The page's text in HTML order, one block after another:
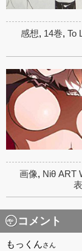
感想, 14巻, To
画像, Niθ ART
コメント
もっくんさん